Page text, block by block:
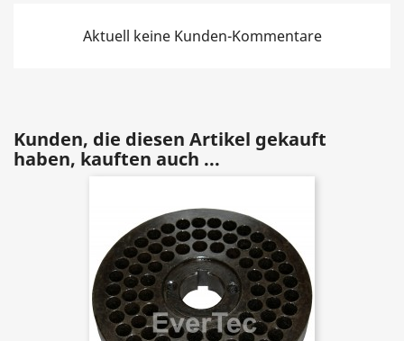
Aktuell keine Kunden-Kommentare
Kunden, die diesen Artikel gekauft
haben, kauften auch ...